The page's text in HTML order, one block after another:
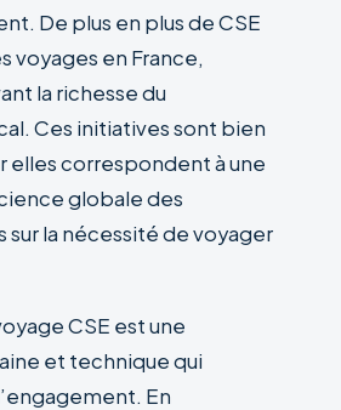
De plus en plus de CSE
voyages en France,
la richesse du
Ces initiatives sont bien
elles correspondent à une
globale des
sur la nécessité de voyager
CSE est une
et technique qui
En